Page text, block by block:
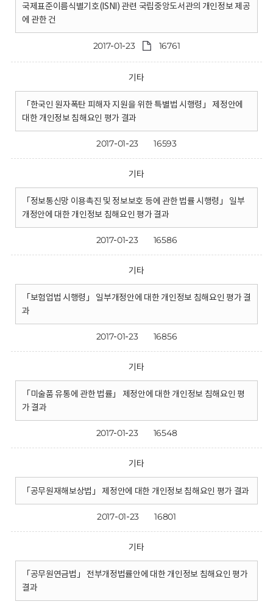
국제표준이름식별기호(ISNI) 관련 국립중앙도서관의 개인정보 제공
에 관한 건
2017-01-23 16761
기타
「한국인 원자폭탄 피해자 지원을 위한 특별법 시행령」 제정안에
대한 개인정보 침해요인 평가 결과
2017-01-23 16593
기타
「정보통신망 이용촉진 및 정보보호 등에 관한 법률 시행령」 일부
개정안에 대한 개인정보 침해요인 평가 결과
2017-01-23 16586
기타
「보험업법 시행령」 일부개정안에 대한 개인정보 침해요인 평가 결
과
2017-01-23 16856
기타
「미술품 유통에 관한 법률」 제정안에 대한 개인정보 침해요인 평
가 결과
2017-01-23 16548
기타
「공무원재해보상법」 제정안에 대한 개인정보 침해요인 평가 결과
2017-01-23 16801
기타
「공무원연금법」 전부개정법률안에 대한 개인정보 침해요인 평가
결과